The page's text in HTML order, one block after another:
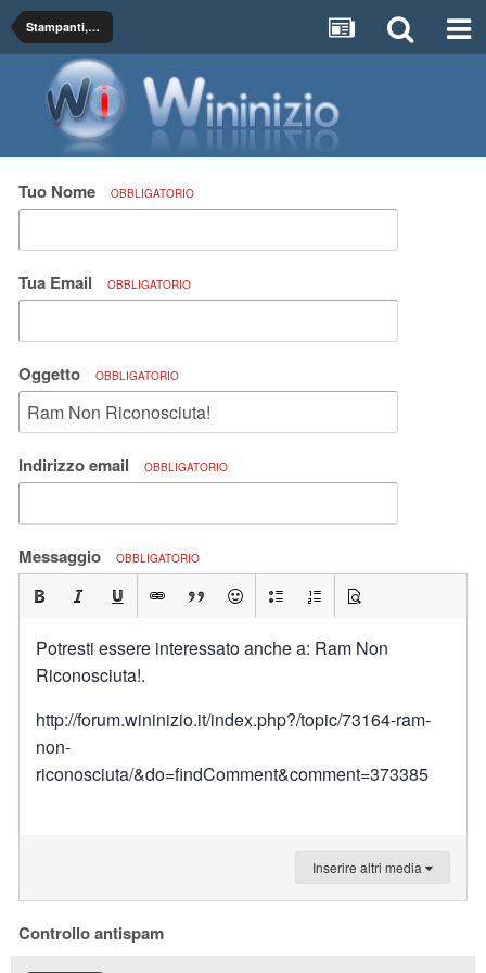
Stampanti, Scanner, Fax e Periferiche I/O
Tuo Nome OBBLIGATORIO
Tua Email OBBLIGATORIO
Oggetto OBBLIGATORIO
Indirizzo email OBBLIGATORIO
Messaggio OBBLIGATORIO
Potresti essere interessato anche a: Ram Non
Riconosciuta!.
http://forum.wininizio.it/index.php?/topic/73164-ram-
non-
riconosciuta/&do=findComment&comment=373385
Inserire altri media
Controllo antispam